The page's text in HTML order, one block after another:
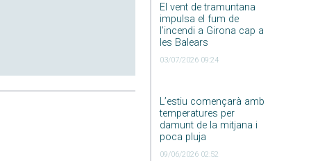
El vent de tramuntana
impulsa el fum de
l’incendi a Girona cap a
les Balears
03/07/2026 09:24
L’estiu començarà amb
temperatures per
damunt de la mitjana i
poca pluja
09/06/2026 02:52